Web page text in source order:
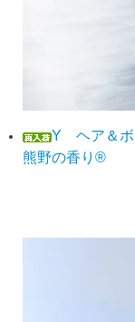
Y ヘア＆ボ
熊野の香り®